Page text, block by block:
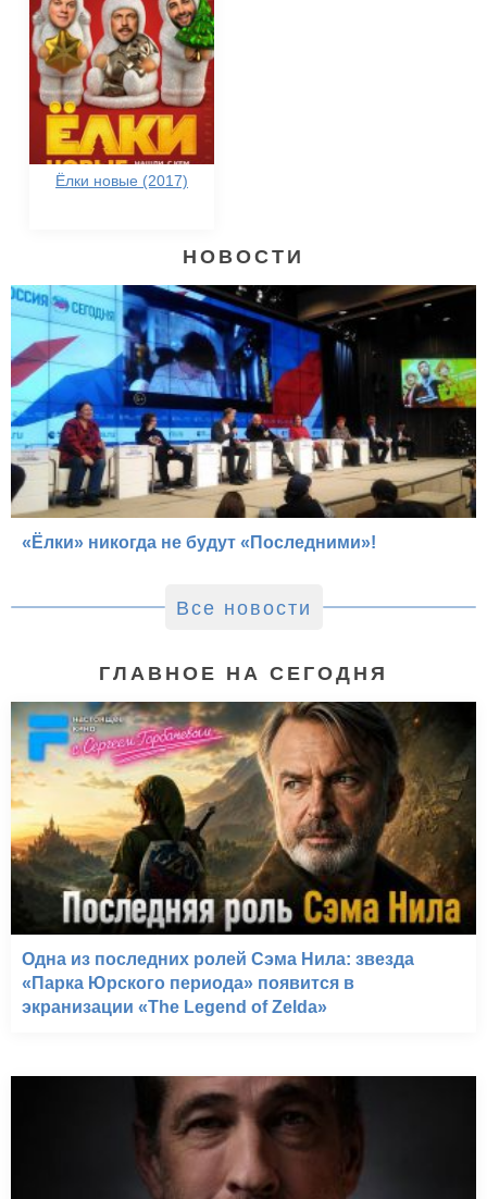
Ёлки новые (2017)
НОВОСТИ
«Ёлки» никогда не будут «Последними»!
Все новости
ГЛАВНОЕ НА СЕГОДНЯ
Одна из последних ролей Сэма Нила: звезда
«Парка Юрского периода» появится в
экранизации «The Legend of Zelda»